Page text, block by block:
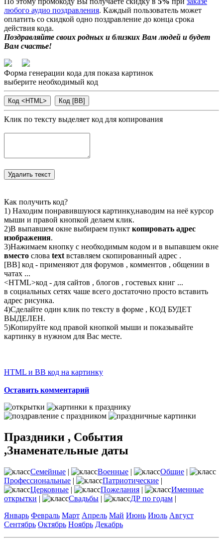
любого аудио поздравления. Каждый пользователь может
оплатить со скидкой одно поздравление до конца срока
действия кода.
Поздравляйте своих родных и близких Вам людей и будет
Вам счастье!
Форма генерации кода для показа картинок
выберите необходимый код
Клик по тексту выделяет код для копирования
Как получить код?
1) Находим понравившуюся картинку,наводим на неё курсор
мыши и правой кнопкой делаем клик.
2)В выпавшем окне выбираем пункт копировать адрес
изображения.
3)Нажимаем кнопку с необходимым кодом и в выпавшем окне
вместо слова textвставляем скопированный адрес .
[BB] код - применяют для форумов , комментов , общении в
чатах ...
<HTML>код - для сайтов , блогов , гостевых книг ...
в социальных сетях чаше всего достаточно просто вставить
адрес рисунка.
4)Сделайте один клик по тексту в форме , КОД БУДЕТ
ВЫДЕЛЕН.
5)Копируйте код правой кнопкой мыши и показывайте
картинку в нужном для Вас месте.
HTML и BB код на картинку
Оставить комментарий
Праздники , События
,Знаменательные даты
Семейные | Военные | Общие |
Профессиональные | Патриотические |
Церковные | Пожелания |
Именные
открытки | Свадьбы | ДР по годам |
Январь Февраль Март Апрель Май Июнь Июль Август
Сентябрь Октябрь Ноябрь Декабрь